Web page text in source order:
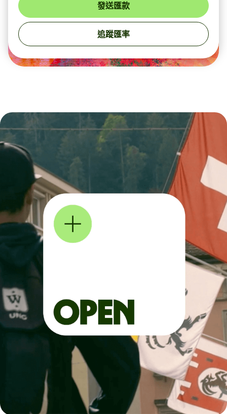
發送匯款
追蹤匯率